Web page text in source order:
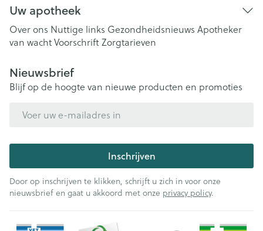
Uw apotheek
Over ons Nuttige links Gezondheidsnieuws Apotheker
van wachtVoorschriftZorgtarieven
Nieuwsbrief
Blijf op de hoogte van nieuwe producten en promoties
Inschrijven
Door op inschrijven te klikken, schrijft u zich in voor onze
nieuwsbrief en gaat u akkoord met onze privacy policy.